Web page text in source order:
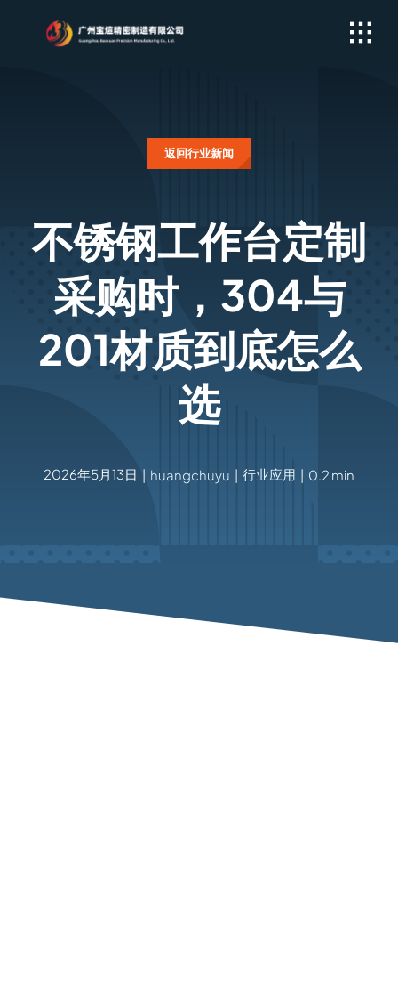
返回行业新闻
不锈钢工作台定制
采购时，304与
201材质到底怎么
选
2026年5月13日 | huangchuyu | 行业应用 | 0.2 min